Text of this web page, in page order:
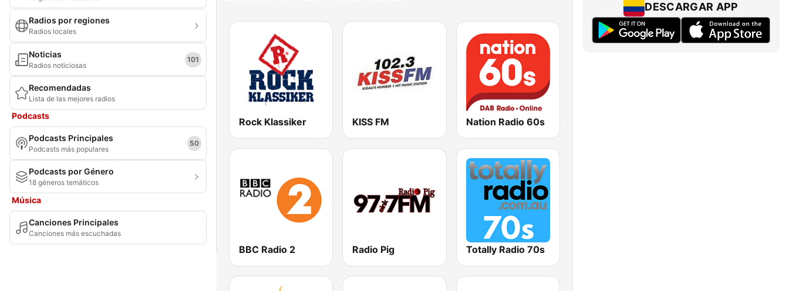
Radios por regiones
Radios locales
Noticias
Radios noticiosas
101
Recomendadas
Lista de las mejores radios
Podcasts
Podcasts Principales
Podcasts más populares
50
Podcasts por Género
18 géneros temáticos
Música
Canciones Principales
Canciones más escuchadas
Rock Klassiker KISS FM Nation Radio 60s
BBC Radio 2 Radio Pig Totally Radio 70s
DESCARGAR APP